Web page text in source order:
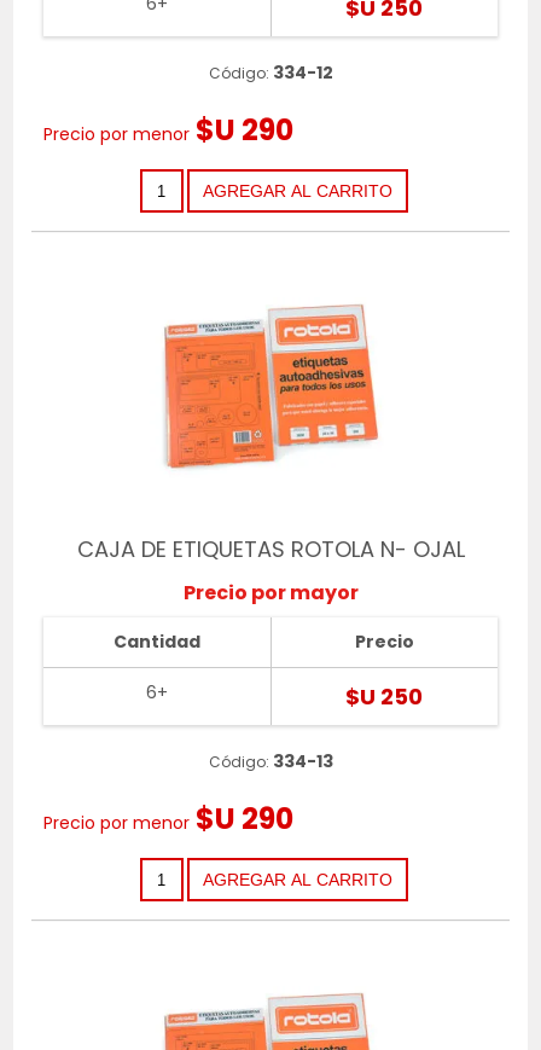
$U 250
Código: 334-12
Precio por menor $U 290
CAJA DE ETIQUETAS ROTOLA N- OJAL
Precio por mayor
Cantidad
6+
Precio
$U 250
Código: 334-13
Precio por menor $U 290